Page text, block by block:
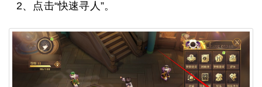
2、点击“快速寻人”。